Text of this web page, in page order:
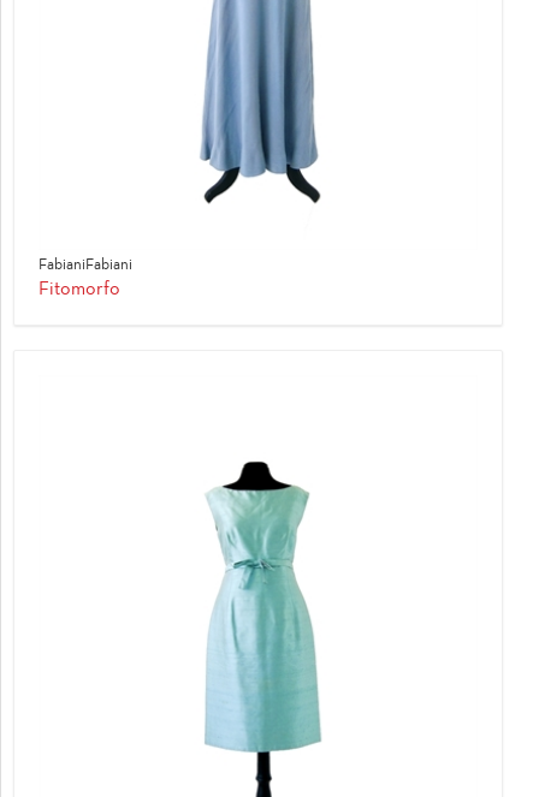
FabianiFabiani
Fitomorfo